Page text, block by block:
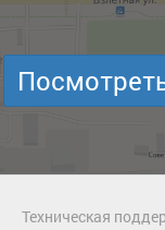
Техническая